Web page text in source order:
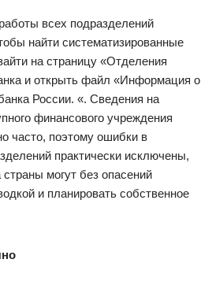
всех подразделений
найти систематизированные
на страницу «Отделения
и открыть файл «Информация о
России. «. Сведения на
финансового учреждения
часто, поэтому ошибки в
практически исключены,
страны могут без опасений
и планировать собственное